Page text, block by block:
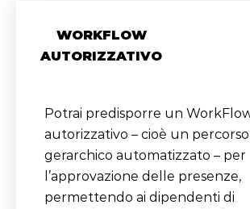
WORKFLOW
AUTORIZZATIVO
Potrai predisporre un
autorizzativo – cioè un percorso
gerarchico automatizzato – per
l’approvazione delle presenze,
permettendo ai dipendenti di